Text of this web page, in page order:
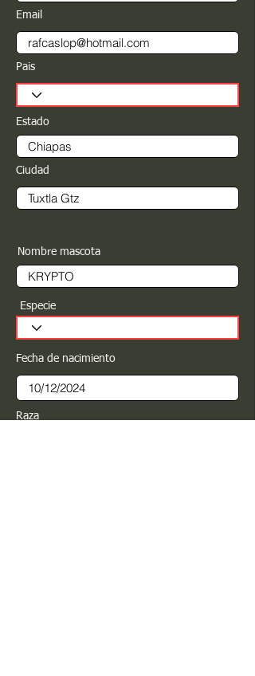
Email
Pais
Estado
Ciudad
Nombre mascota
Especie
Fecha de nacimiento
Raza